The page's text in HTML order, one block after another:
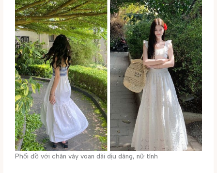
Phối đồ với chân váy voan dài dịu dàng, nữ tính